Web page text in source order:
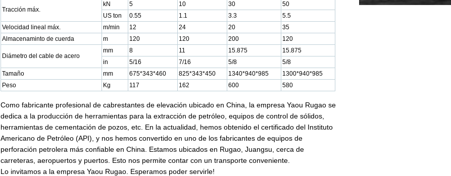
Tracción máx.
kN 5 10 30
50
US ton
0.55 1.1 3.3
5.5
Velocidad lineal máx.
m/min 12 24 20
35
Almacenaminto de cuerda
m 120 120 200 120
Diámetro del cable de acero
mm 8 11 15.875
15.875
in
5/16 7/16 5/8
5/8
Tamaño
mm 675*343*460 825*343*450 1340*940*985
1300*940*985
Peso
Kg 117 162 600 580
Como fabricante profesional de cabrestantes de elevación ubicado en China, la empresa Yaou Rugao se
dedica a la producción de herramientas para la extracción de petróleo, equipos de control de sólidos,
herramientas de cementación de pozos, etc. En la actualidad, hemos obtenido el certificado del Instituto
Americano de Petróleo (API), y nos hemos convertido en uno de los fabricantes de equipos de
perforación petrolera más confiable en China. Estamos ubicados en Rugao, Juangsu, cerca de
carreteras, aeropuertos y puertos. Esto nos permite contar con un transporte conveniente.
Lo invitamos a la empresa Yaou Rugao. Esperamos poder servirle!